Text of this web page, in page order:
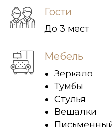
Гости
До 3 мест
Мебель
Зеркало
Тумбы
Стулья
Вешалки